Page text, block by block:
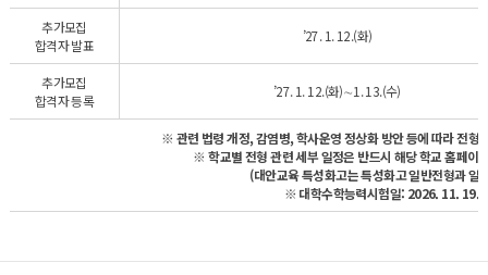
추가모집
합격자 발표
’27. 1. 12.(화)
추가모집
합격자 등록
’27. 1. 12.(화)∼1. 13.(수)
※ 관련 법령 개정, 감염병, 학사운영 정상화 방안 등에 따라 전형
※ 학교별 전형 관련 세부 일정은 반드시 해당 학교 홈페이
(대안교육 특성화고는 특성화고 일반전형과 일
※ 대학수학능력시험일: 2026. 11. 19.(